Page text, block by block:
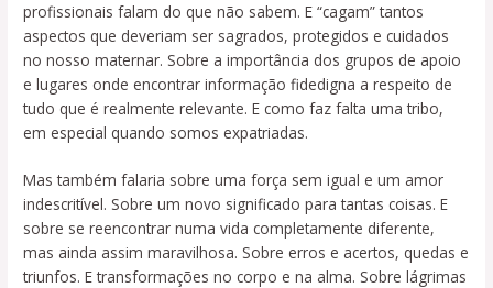
profissionais falam do que não sabem. E “cagam” tantos
aspectos que deveriam ser sagrados, protegidos e cuidados
no nosso maternar. Sobre a importância dos grupos de apoio
e lugares onde encontrar informação fidedigna a respeito de
tudo que é realmente relevante. E como faz falta uma tribo,
em especial quando somos expatriadas.
Mas também falaria sobre uma força sem igual e um amor
indescritível. Sobre um novo significado para tantas coisas. E
sobre se reencontrar numa vida completamente diferente,
mas ainda assim maravilhosa. Sobre erros e acertos, quedas e
triunfos. E transformações no corpo e na alma. Sobre lágrimas